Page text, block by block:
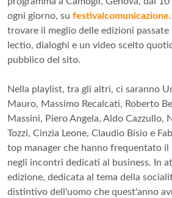
ogni giorno, su
trovare il meglio delle edizioni
lectio, dialoghi e un video scelto
pubblico del sito.
Nella playlist, tra gli altri, ci saranno
Mauro, Massimo Recalcati, Roberto
Massini, Piero Angela, Aldo Cazzullo,
Tozzi, Cinzia Leone, Claudio Bisio e
top manager che hanno frequentato il
negli incontri dedicati al business. In
edizione, dedicata al tema della
distintivo dell'uomo che quest'anno